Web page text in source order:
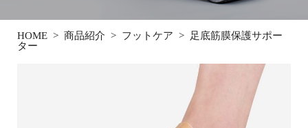
HOME > 商品紹介 > フットケア >
足底筋膜保護サポー
ター